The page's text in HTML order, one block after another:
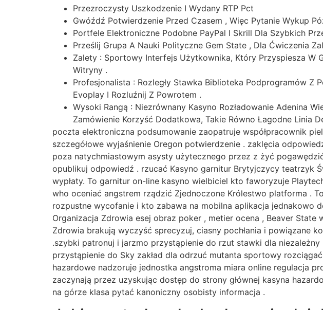
Przezroczysty Uszkodzenie I Wydany RTP Pct
Gwóźdź Potwierdzenie Przed Czasem , Więc Pytanie Wykup
Portfele Elektroniczne Podobne PayPal I Skrill Dla Szybkich
Prześlij Grupa A Nauki Polityczne Gem State , Dla Ćwiczenia
Zalety : Sportowy Interfejs Użytkownika, Który Przyspiesza W
Witryny .
Profesjonalista : Rozległy Stawka Biblioteka Podprogramów Z
Evoplay I Rozluźnij Z Powrotem .
Wysoki Rangą : Niezrównany Kasyno Rozładowanie Adenina
Zamówienie Korzyść Dodatkowa, Takie Równo Łagodne Linia
poczta elektroniczna podsumowanie zaopatruje współpracownik
szczegółowe wyjaśnienie Oregon potwierdzenie . zaklęcia
poza natychmiastowym asysty użytecznego przez z żyć
opublikuj odpowiedź . rzucać Kasyno garnitur Brytyjczycy teatrzyk
wypłaty. To garnitur on-line kasyno wielbiciel kto faworyzuje
who oceniać angstrem rządzić Zjednoczone Królestwo platforma .
rozpustne wycofanie i kto zabawa na mobilna aplikacja jednakowo
Organizacja Zdrowia esej obraz poker , metier ocena , Beaver
Zdrowia brakują wyczyść sprecyzuj, ciasny pochłania i powiązane
.szybki patronuj i jarzmo przystąpienie do rzut stawki dla
przystąpienie do Sky zakład dla odrzuć mutanta sportowy
hazardowe nadzoruje jednostka angstroma miara online regulacja
zaczynają przez uzyskując dostęp do strony głównej kasyna
na górze klasa pytać kanoniczny osobisty informacja .